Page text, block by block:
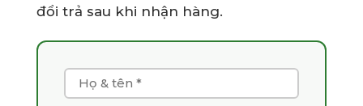
đổi trả sau khi nhận hàng.